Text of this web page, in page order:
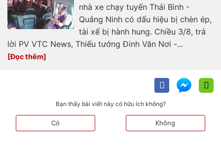
nhà xe chạy tuyến Thái Bình -
Quảng Ninh có dấu hiệu bị chèn ép,
tài xế bị hành hung. Chiều 3/8, trả
lời PV VTC News, Thiếu tướng Đinh Văn Nơi -...
Bạn thấy bài viết này có hữu ích không?
Có Không